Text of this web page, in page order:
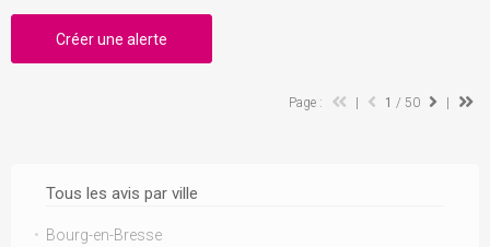
Tous les avis par ville
Bourg-en-Bresse
Créer une alerte
Page : 1 / 50